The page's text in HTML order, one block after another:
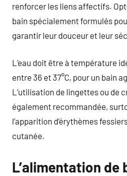
renforcer les liens affectifs.
bain spécialement formulés
garantir leur douceur et leur
L’eau doit être à température
entre 36 et 37°C, pour un bain
L’utilisation de lingettes ou de
également recommandée,
l’apparition d’érythèmes
cutanée.
L’alimentation de